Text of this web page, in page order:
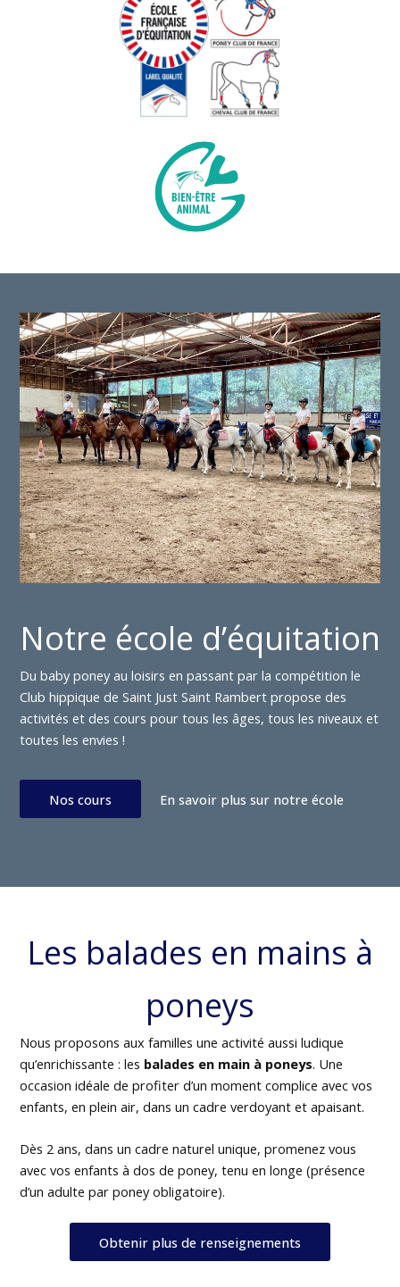
Notre école d’équitation
Du baby poney au loisirs en passant par la compétition le
Club hippique de Saint Just Saint Rambert propose des
activités et des cours pour tous les âges, tous les niveaux et
toutes les envies !
Nos cours En savoir plus sur notre école
Les balades en mains à
poneys
Nous proposons aux familles une activité aussi ludique
qu’enrichissante : les balades en main à poneys. Une
occasion idéale de profiter d’un moment complice avec vos
enfants, en plein air, dans un cadre verdoyant et apaisant.
Dès 2 ans, dans un cadre naturel unique, promenez vous
avec vos enfants à dos de poney, tenu en longe (présence
d’un adulte par poney obligatoire).
Obtenir plus de renseignements